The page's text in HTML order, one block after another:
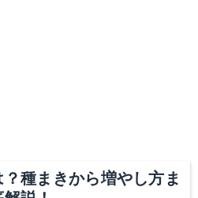
種まきから増やし方ま